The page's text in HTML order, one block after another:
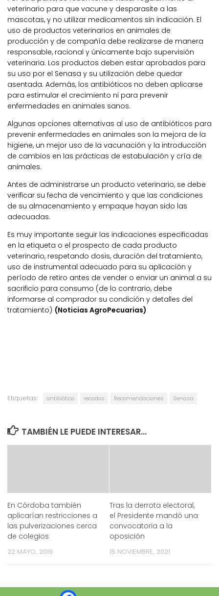
veterinario para que vacune y desparasite a las
mascotas, y no utilizar medicamentos sin indicación. El
uso de productos veterinarios en animales de
producción y de compañía debe realizarse de manera
responsable, racional y únicamente bajo supervisión
veterinaria. Los productos deben estar aprobados para
su uso por el Senasa y su utilización debe quedar
asentada. Además, los antibióticos no deben aplicarse
para estimular el crecimiento ni para prevenir
enfermedades en animales sanos.
Algunas opciones alternativas al uso de antibióticos para
prevenir enfermedades en animales son la mejora de la
higiene, un mejor uso de la vacunación y la introducción
de cambios en las prácticas de estabulación y cría de
animales.
Antes de administrarse un producto veterinario, se debe
verificar su fecha de vencimiento y que las condiciones
de su almacenamiento y empaque hayan sido las
adecuadas.
Es muy importante seguir las indicaciones especificadas
en la etiqueta o el prospecto de cada producto
veterinario, respetando dosis, duración del tratamiento,
uso de instrumental adecuado para su aplicación y
período de retiro antes de vender o enviar un animal a su
sacrificio para consumo (de lo contrario, debe
informarse al comprador su condición y detalles del
tratamiento) (Noticias AgroPecuarias)
Etiquetas: antibiótico recados Recomendaciones Senasa
TAMBIÉN LE PUEDE INTERESAR...
En Córdoba también
aplicarían restricciones a
las pulverizaciones cerca
de colegios
22 MAYO, 2019
Tras la derrota electoral,
el Presidente mandó una
convocatoria a la
oposición
15 NOVIEMBRE, 2021